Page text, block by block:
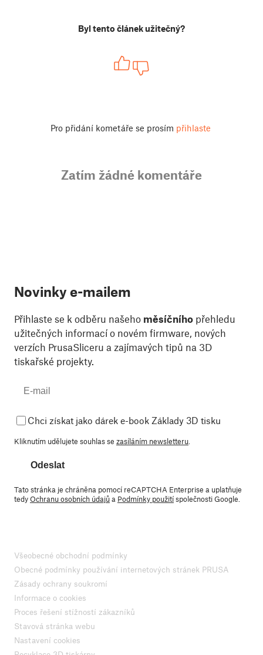
Byl tento článek užitečný?
Pro přidání kometáře se prosím přihlaste
Zatím žádné komentáře
Novinky e-mailem
Přihlaste se k odběru našeho měsíčního přehledu
užitečných informací o novém firmware, nových
verzích PrusaSliceru a zajímavých tipů na 3D
tiskařské projekty.
Chci získat jako dárek e-book Základy 3D tisku
Kliknutím udělujete souhlas se zasíláním newsletteru
Odeslat
Tato stránka je chráněna pomocí reCAPTCHA Enterprise a uplatňuje
tedyOchranu osobních údajůa Podmínky použitíspolečnosti Google.
Všeobecné obchodní podmínky
Obecné podmínky používání internetových stránek PRUSA
Zásady ochrany soukromí
Informace o cookies
Proces řešení stížností zákazníků
Stavová stránka webu
Nastavení cookies